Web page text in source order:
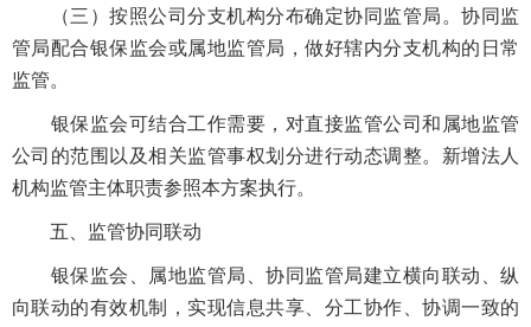
（三）按照公司分支机构分布确定协同监管局。协同监
管局配合银保监会或属地监管局，做好辖内分支机构的日常
监管。
银保监会可结合工作需要，对直接监管公司和属地监管
公司的范围以及相关监管事权划分进行动态调整。新增法人
机构监管主体职责参照本方案执行。
五、监管协同联动
银保监会、属地监管局、协同监管局建立横向联动、纵
向联动的有效机制，实现信息共享、分工协作、协调一致的